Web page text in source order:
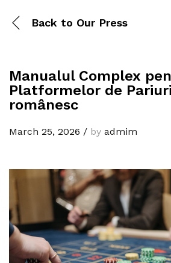
Back to Our Press
Manualul Complex
Platformelor de
românesc
March 25, 2026 / by admim